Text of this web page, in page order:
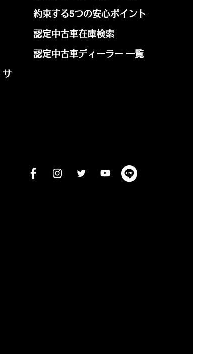
サ
約束する5つの安心ポイント
認定中古車在庫検索
認定中古車ディーラー 一覧